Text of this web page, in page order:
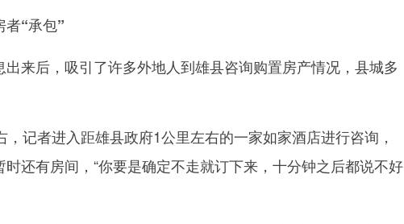
者“承包”
后，吸引了许多外地人到雄县咨询购置房产情况，县城多
记者进入距雄县政府1公里左右的一家如家酒店进行咨询，
还有房间，“你要是确定不走就订下来，十分钟之后都说不好